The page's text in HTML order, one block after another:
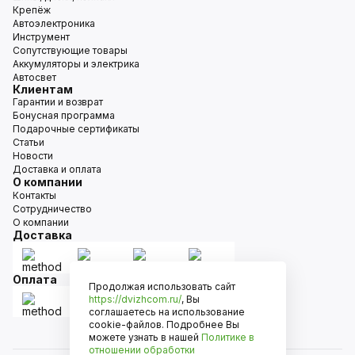
Крепёж
Автоэлектроника
Инструмент
Сопутствующие товары
Аккумуляторы и электрика
Автосвет
Клиентам
Гарантии и возврат
Бонусная программа
Подарочные сертификаты
Статьи
Новости
Доставка и оплата
О компании
Контакты
Сотрудничество
О компании
Доставка
Оплата
Продолжая использовать сайт
https://dvizhcom.ru/, Вы
соглашаетесь на использование
cookie-файлов. Подробнее Вы
можете узнать в нашей Политике в
отношении обработки